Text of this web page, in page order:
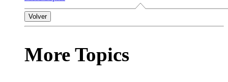
Volver
More Topics